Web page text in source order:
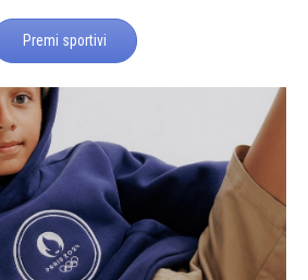
Premi sportivi